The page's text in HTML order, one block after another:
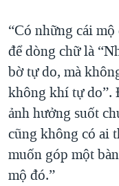
“Có những cái
để dòng chữ là
bờ tự do, mà
không khí tự do”.
ảnh hưởng suốt
cũng không có ai
muốn góp một
mộ đó.”